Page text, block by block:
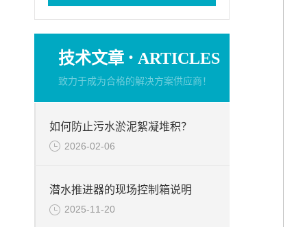
技术文章 · ARTICLES
致力于成为合格的解决方案供应商！
如何防止污水淤泥絮凝堆积？
2026-02-06
潜水推进器的现场控制箱说明
2025-11-20